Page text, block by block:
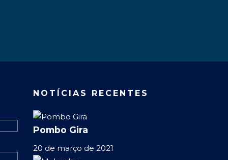
NOTÍCIAS RECENTES
Pombo Gira
20 de março de 2021